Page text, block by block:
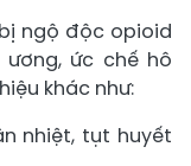
ngộ độc opioid
ức chế hô
khác như:
nhiệt, tụt huyết